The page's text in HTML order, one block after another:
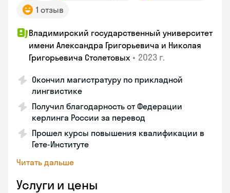
1 отзыв
Владимирский государственный университет
имени Александра Григорьевича и Николая
Григорьевича Столетовых • 2023 г.
Окончил магистратуру по прикладной
лингвистике
Получил благодарность от Федерации
керлинга России за перевод
Прошел курсы повышения квалификации в
Гете-Институте
Читать дальше
Услуги и цены